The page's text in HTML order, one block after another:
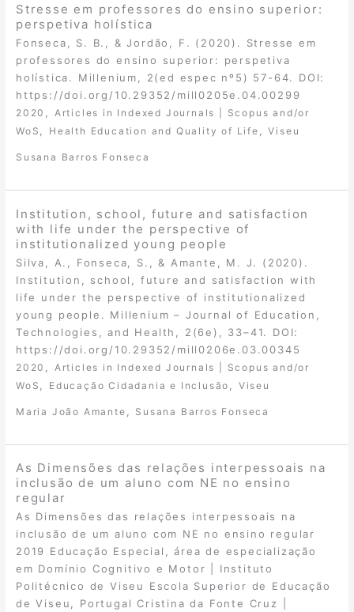
Stresse em professores do ensino superior:
perspetiva holística
Fonseca, S. B., & Jordão, F. (2020). Stresse em
professores do ensino superior: perspetiva
holística. Millenium, 2(ed espec nº5) 57-64. DOI:
https://doi.org/10.29352/mill0205e.04.00299
2020
Articles in Indexed Journals | Scopus and/or
WoS
Health Education and Quality of Life ,Viseu
Susana Barros Fonseca
Institution, school, future and satisfaction
with life under the perspective of
institutionalized young people
Silva, A., Fonseca, S., & Amante, M. J. (2020).
Institution, school, future and satisfaction with
life under the perspective of institutionalized
young people. Millenium – Journal of Education,
Technologies, and Health, 2(6e), 33–41. DOI:
https://doi.org/10.29352/mill0206e.03.00345
2020
Articles in Indexed Journals | Scopus and/or
WoS
Educação Cidadania e Inclusão Viseu
Maria João Amante Susana Barros Fonseca
As Dimensões das relações interpessoais na
inclusão de um aluno com NE no ensino
regular
As Dimensões das relações interpessoais na
inclusão de um aluno com NE no ensino regular
2019 Educação Especial, área de especialização
em Domínio Cognitivo e Motor | Instituto
Politécnico de Viseu Escola Superior de Educação
de Viseu, Portugal Cristina da Fonte Cruz |